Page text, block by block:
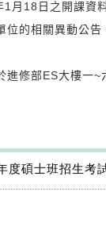
月18日之開課資
位的相關異動公
進修部ES大樓一
度碩士班招生考